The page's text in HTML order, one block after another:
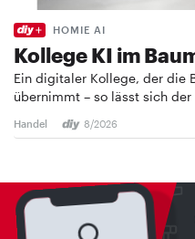
HOMIE AI
Kollege KI im
Ein digitaler Kollege, der die
übernimmt – so lässt sich
Handel 8/2026